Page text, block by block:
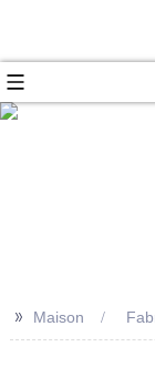
>> Maison